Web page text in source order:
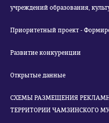
учреждений образования,
Приоритетный проект -
Развитие конкуренции
Открытые данные
СХЕМЫ РАЗМЕЩЕНИЯ
ТЕРРИТОРИИ ЧАМЗИНСКОГО